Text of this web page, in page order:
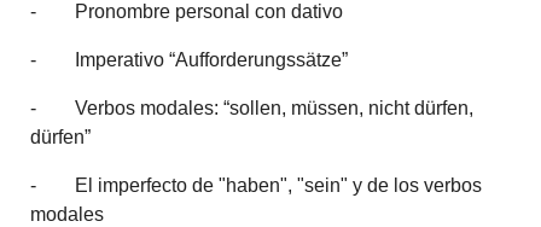
- Pronombre personal con dativo
- Imperativo “Aufforderungssätze”
- Verbos modales: “sollen, müssen, nicht dürfen,
dürfen”
- El imperfecto de "haben", "sein" y de los verbos
modales